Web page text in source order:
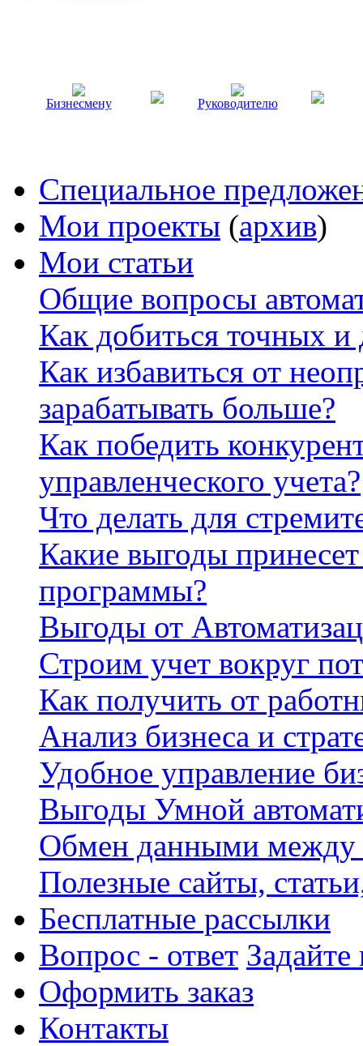
Бизнесмену Руководителю
Специальное
Мои проекты (архив)
Мои статьи
Общие вопросы
Как добиться точных
Как избавиться от
зарабатывать больше?
Как победить
управленческого учета?
Что делать для
Какие выгоды
программы?
Выгоды от
Строим учет вокруг
Как получить от
Анализ бизнеса и
Удобное управление
Выгоды Умной
Обмен данными между
Полезные сайты,
Бесплатные рассылки
Вопрос - ответ
Оформить заказ
Контакты